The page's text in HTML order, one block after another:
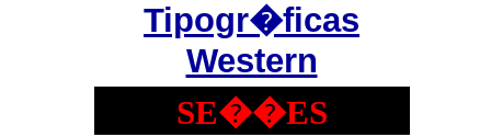
Tipogr�ficas
Western
SE��ES